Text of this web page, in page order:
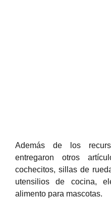
Además de los
entregaron otros
cochecitos, sillas de
utensilios de cocina,
alimento para mascotas.